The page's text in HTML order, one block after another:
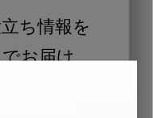
ち情報を
お届け